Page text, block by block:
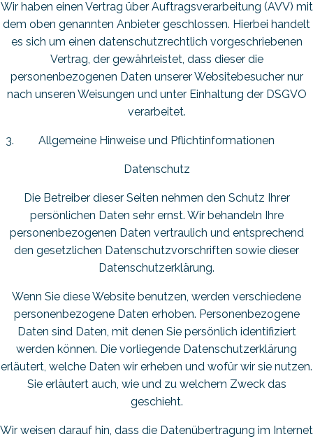
Wir haben einen Vertrag über Auftragsverarbeitung (AVV) mit
dem oben genannten Anbieter geschlossen. Hierbei handelt
es sich um einen datenschutzrechtlich vorgeschriebenen
Vertrag, der gewährleistet, dass dieser die
personenbezogenen Daten unserer Websitebesucher nur
nach unseren Weisungen und unter Einhaltung der DSGVO
verarbeitet.
Allgemeine Hinweise und Pflicht­informationen
Datenschutz
Die Betreiber dieser Seiten nehmen den Schutz Ihrer
persönlichen Daten sehr ernst. Wir behandeln Ihre
personenbezogenen Daten vertraulich und entsprechend
den gesetzlichen Datenschutzvorschriften sowie dieser
Datenschutzerklärung.
Wenn Sie diese Website benutzen, werden verschiedene
personenbezogene Daten erhoben. Personenbezogene
Daten sind Daten, mit denen Sie persönlich identifiziert
werden können. Die vorliegende Datenschutzerklärung
erläutert, welche Daten wir erheben und wofür wir sie nutzen.
Sie erläutert auch, wie und zu welchem Zweck das
geschieht.
Wir weisen darauf hin, dass die Datenübertragung im Internet